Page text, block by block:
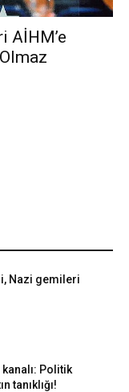
AİHM’e
Nazi gemileri
Politik
tanıklığı!